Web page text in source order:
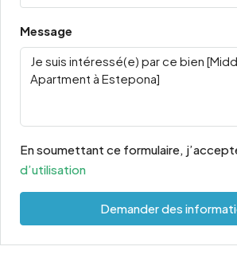
Message
En soumettant ce formulaire,
d’utilisation
Demander des